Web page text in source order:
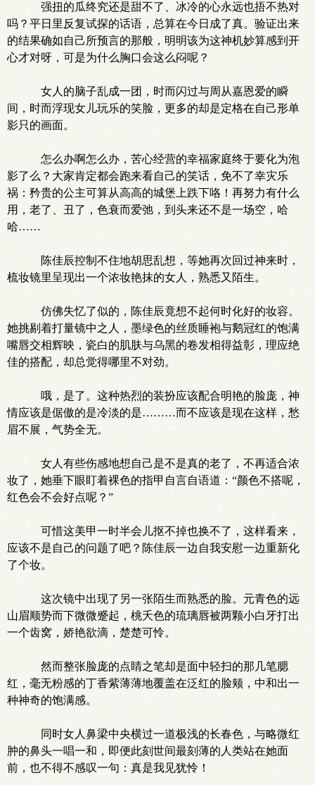
强扭的瓜终究还是甜不了、冰冷的心永远也捂不热对
吗？平日里反复试探的话语，总算在今日成了真。验证出来
的结果确如自己所预言的那般，明明该为这神机妙算感到开
心才对呀，可是为什么胸口会这么闷呢？
女人的脑子乱成一团，时而闪过与周从嘉恩爱的瞬
间，时而浮现女儿玩乐的笑脸，更多的却是定格在自己形单
影只的画面。
怎么办啊怎么办，苦心经营的幸福家庭终于要化为泡
影了么？大家肯定都会跑来看自己的笑话，免不了幸灾乐
祸：矜贵的公主可算从高高的城堡上跌下咯！再努力有什么
用，老了、丑了，色衰而爱弛，到头来还不是一场空，哈
哈……
陈佳辰控制不住地胡思乱想，等她再次回过神来时，
梳妆镜里呈现出一个浓妆艳抹的女人，熟悉又陌生。
仿佛失忆了似的，陈佳辰竟想不起何时化好的妆容。
她挑剔着打量镜中之人，墨绿色的丝质睡袍与鹅冠红的饱满
嘴唇交相辉映，瓷白的肌肤与乌黑的卷发相得益彰，理应绝
佳的搭配，却总觉得哪里不对劲。
哦，是了。这种热烈的装扮应该配合明艳的脸庞，神
情应该是倨傲的是冷淡的是………而不应该是现在这样，愁
眉不展，气势全无。
女人有些伤感地想自己是不是真的老了，不再适合浓
妆了，她垂下眼盯着裸色的指甲自言自语道：“颜色不搭呢，
红色会不会好点呢？”
可惜这美甲一时半会儿抠不掉也换不了，这样看来，
应该不是自己的问题了吧？陈佳辰一边自我安慰一边重新化
了个妆。
这次镜中出现了另一张陌生而熟悉的脸。元青色的远
山眉顺势而下微微蹙起，桃夭色的琉璃唇被两颗小白牙打出
一个齿窝，娇艳欲滴，楚楚可怜。
然而整张脸庞的点睛之笔却是面中轻扫的那几笔腮
红，毫无粉感的丁香紫薄薄地覆盖在泛红的脸颊，中和出一
种神奇的饱满感。
同时女人鼻梁中央横过一道极浅的长春色，与略微红
肿的鼻头一唱一和，即便此刻世间最刻薄的人类站在她面
前，也不得不感叹一句：真是我见犹怜！